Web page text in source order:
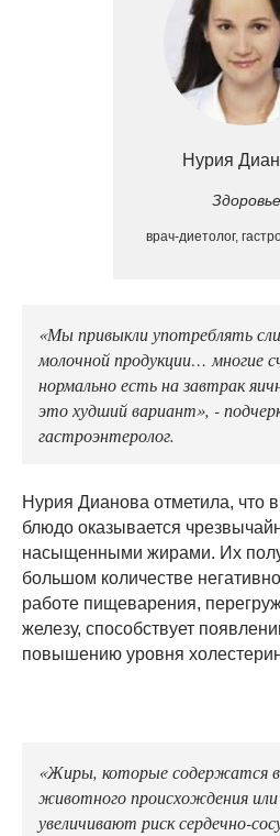
Нурия
Здоровье
врач-диетолог,
«Мы привыкли употреблять
молочной продукции… многие
нормально есть на завтрак
это худший вариант», -
гастроэнтеролог.
Нурия Дианова отметила, что
блюдо оказывается
насыщенными жирами. Их
большом количестве
работе пищеварения,
железу, способствует
повышению уровня
«Жиры, которые содержатся
животного происхождения или
увеличивают риск сердечно-